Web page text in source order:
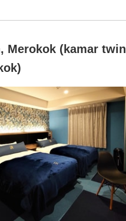
Merokok (kamar twin